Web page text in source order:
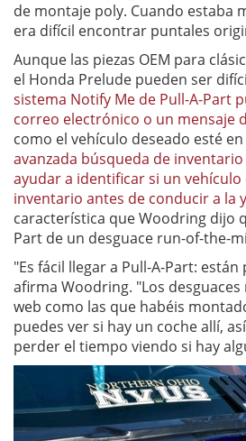
de montaje poly. Cuando estaba
era difícil encontrar puntales
Aunque las piezas OEM para
el Honda Prelude pueden ser
sistema Notify Me de Pull-A-Part
correo electrónico o un mensaje
como el vehículo deseado esté
avanzada búsqueda de
ayudar a identificar si un vehículo
inventario antes de conducir a la
característica que Woodring dijo
Part de un desguace run-of-the-
"Es fácil llegar a Pull-A-Part:
afirma Woodring. "Los
web como las que habéis
puedes ver si hay un coche allí,
perder el tiempo viendo si hay